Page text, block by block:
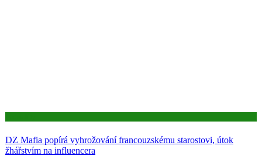
DZ Mafia popírá vyhrožování francouzskému starostovi, útok
žhářstvím na influencera